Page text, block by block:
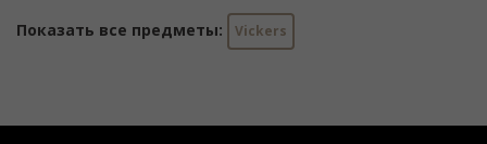
Показать все предметы: Vickers